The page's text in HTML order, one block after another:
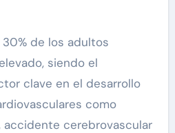
de los adultos
siendo el
clave en el desarrollo
como
cerebrovascular